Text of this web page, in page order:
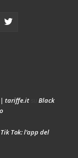
| tariffe.it
Black
Tik Tok: l’app del